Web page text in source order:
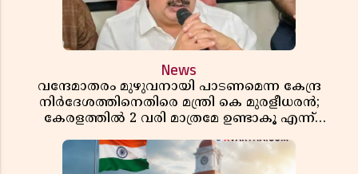
News
വന്ദേമാതരം മുഴുവനായി പാടണമെന്ന കേന്ദ്ര
നിർദേശത്തിനെതിരെ മന്ത്രി കെ മുരളീധരൻ;
കേരളത്തിൽ 2 വരി മാത്രമേ ഉണ്ടാകൂ എന്ന്